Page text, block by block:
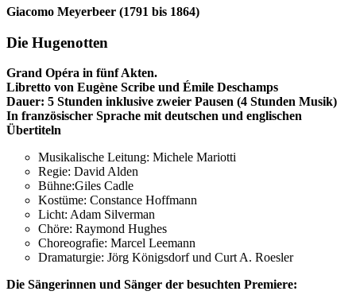
Giacomo Meyerbeer (1791 bis 1864)
Die Hugenotten
Grand Opéra in fünf Akten.
Libretto von Eugène Scribe und Émile Deschamps
Dauer: 5 Stunden inklusive zweier Pausen (4 Stunden Musik)
In französischer Sprache mit deutschen und englischen
Übertiteln
Musikalische Leitung: Michele Mariotti
Regie: David Alden
Bühne:Giles Cadle
Kostüme: Constance Hoffmann
Licht: Adam Silverman
Chöre: Raymond Hughes
Choreografie: Marcel Leemann
Dramaturgie: Jörg Königsdorf und Curt A. Roesler
Die Sängerinnen und Sänger der besuchten Premiere: